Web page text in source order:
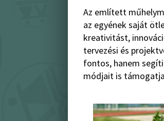
Az említett
az egyének saját
kreativitást,
tervezési és
fontos, hanem
módjait is